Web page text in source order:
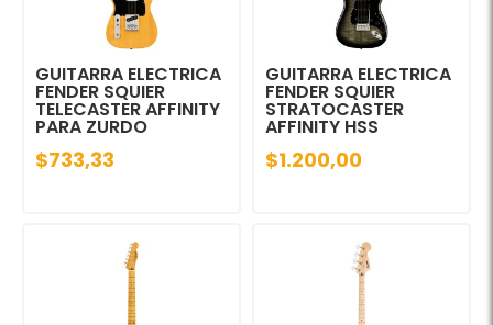
GUITARRA ELECTRICA
FENDER SQUIER
TELECASTER AFFINITY
PARA ZURDO
$733,33
GUITARRA ELECTRICA
FENDER SQUIER
STRATOCASTER
AFFINITY HSS
$1.200,00